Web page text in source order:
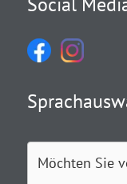
Möchten Sie